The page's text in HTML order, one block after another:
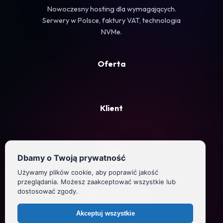
Nowoczesny hosting dla wymagających.
Serwery w Polsce, faktury VAT, technologia
NVMe.
Oferta
Klient
Firma
Regulamin
Polityka prywatności
Dbamy o Twoją prywatność
Używamy plików cookie, aby poprawić jakość
przeglądania. Możesz zaakceptować wszystkie lub
dostosować zgody.
Akceptuj wszystkie